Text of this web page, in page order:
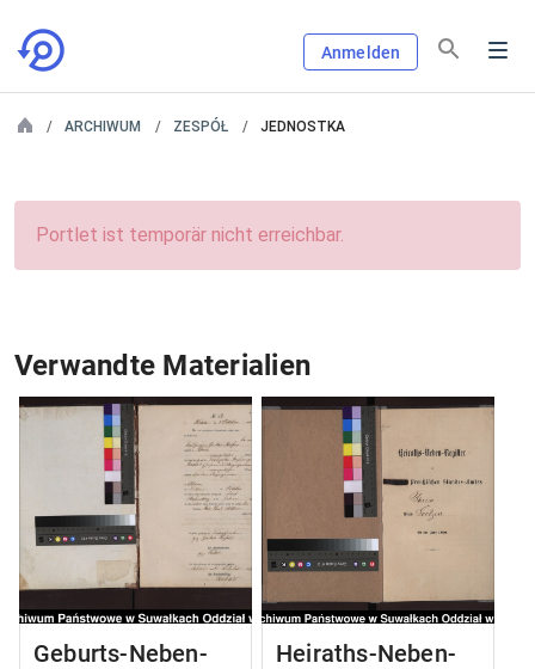
Anmelden
ARCHIWUM ZESPÓŁ JEDNOSTKA
Portlet ist temporär nicht erreichbar.
Verwandte Materialien
Geburts-Neben-
Heiraths-Neben-